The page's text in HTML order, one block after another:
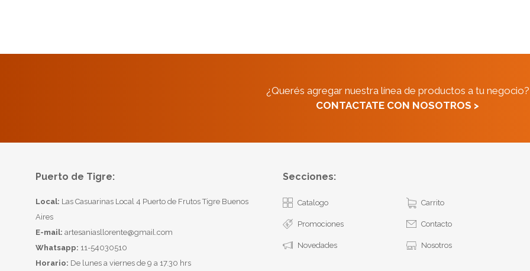
¿Querés agregar nuestra línea de productos a tu negocio?
CONTACTATE CON NOSOTROS >
Puerto de Tigre:
Local: Las Casuarinas Local 4 Puerto de Frutos Tigre Buenos
Aires
E-mail: artesaniasllorente@gmail.com
Whatsapp: 11-54030510
Horario: De lunes a viernes de 9 a 17.30 hrs
Secciones:
Catalogo
Promociones
Novedades
Carrito
Contacto
Nosotros